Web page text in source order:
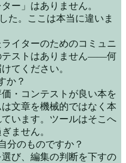
ー」はありません。
た。ここは本当に違いま
イターのためのコミュニ
テストはありません——何
てください。
か？
・コンテストが良い本を
文章を機械的ではなく本
います。ツールはそこへ
ません。
分のものですか？
び、編集の判断を下すの